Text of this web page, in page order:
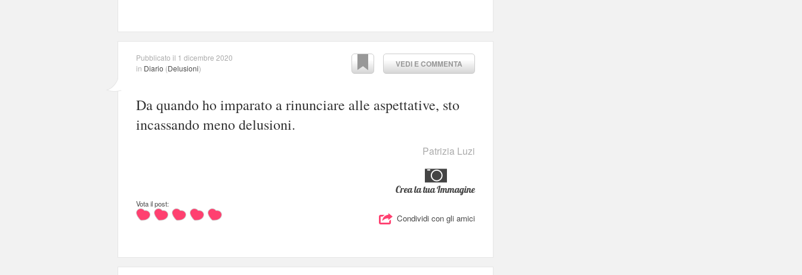
VEDI E COMMENTA
Pubblicato il 1 dicembre 2020
in Diario (Delusioni)
Da quando ho imparato a rinunciare alle aspettative, sto
incassando meno delusioni.
Patrizia Luzi
Crea la tua Immagine
Vota il post:
Condividi con gli amici